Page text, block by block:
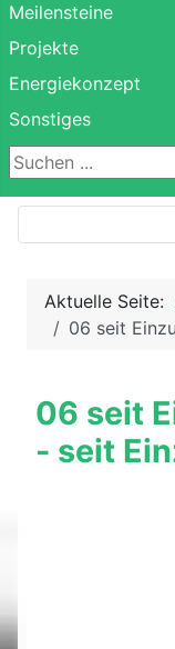
Meilensteine
Projekte
Energiekonzept
Sonstiges
Suchen ...
Aktuelle Seite:
06 seit
06 seit
- seit